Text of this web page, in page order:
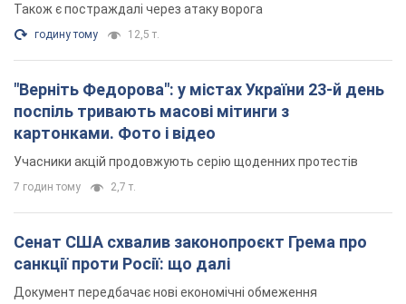
Також є постраждалі через атаку ворога
годину тому 12,5 т.
"Верніть Федорова": у містах України 23-й день
поспіль тривають масові мітинги з
картонками. Фото і відео
Учасники акцій продовжують серію щоденних протестів
7 годин тому 2,7 т.
Сенат США схвалив законопроєкт Грема про
санкції проти Росії: що далі
Документ передбачає нові економічні обмеження